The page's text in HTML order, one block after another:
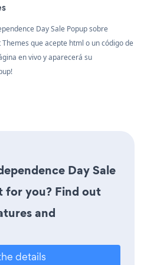
Day Sale Popup sobre
que acepte html o un código de
en vivo y aparecerá su
Day Sale
for you? Find out
and
details